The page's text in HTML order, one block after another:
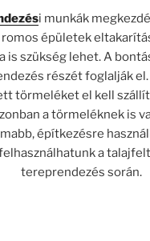
i munkák
épületek
is szükség lehet. A
részét foglalják
törmeléket el kell
a törmeléknek is
építkezésre
a
tereprendezés során.